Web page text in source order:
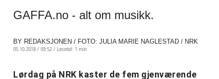
GAFFA.no - alt om musikk.
BY REDAKSJONEN / FOTO: JULIA MARIE NAGLESTAD / NRK
05.10.2018 / 09:52 / Lesetid: 1 min
Lørdag på NRK kaster de fem gjenværende